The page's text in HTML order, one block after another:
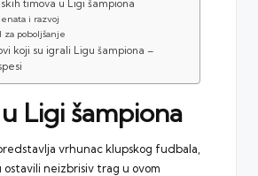
timova u Ligi šampiona
i razvoj
za poboljšanje
koji su igrali Ligu šampiona –
Ligi šampiona
vrhunac klupskog fudbala,
ostavili neizbrisiv trag u ovom